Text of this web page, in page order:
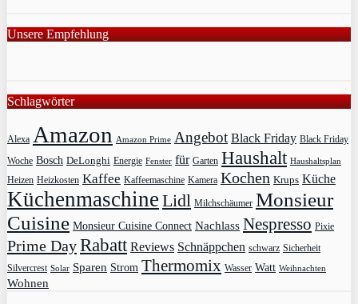
Unsere Empfehlung
Schlagwörter
Alexa Amazon Amazon Prime Angebot Black Friday Black Friday
Woche Bosch DeLonghi Energie Fenster für Garten Haushalt Haushaltsplan
Heizen Heizkosten Kaffee Kaffeemaschine Kamera Kochen Krups Küche
Küchenmaschine Lidl Milchschäumer Monsieur
Cuisine Monsieur Cuisine Connect Nachlass Nespresso Pixie
Prime DayRabatt Reviews Schnäppchen schwarz Sicherheit
Silvercrest Solar Sparen Strom Thermomix Wasser Watt Weihnachten
Wohnen